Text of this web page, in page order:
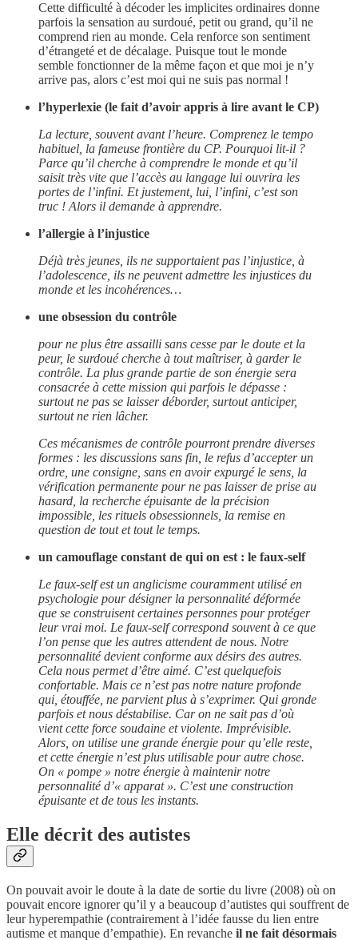
Cette difficulté à décoder les implicites ordinaires donne
parfois la sensation au surdoué, petit ou grand, qu’il ne
comprend rien au monde. Cela renforce son sentiment
d’étrangeté et de décalage. Puisque tout le monde
semble fonctionner de la même façon et que moi je n’y
arrive pas, alors c’est moi qui ne suis pas normal !
l’hyperlexie (le fait d’avoir appris à lire avant le CP)
La lecture, souvent avant l’heure. Comprenez le tempo
habituel, la fameuse frontière du CP. Pourquoi lit-il ?
Parce qu’il cherche à comprendre le monde et qu’il
saisit très vite que l’accès au langage lui ouvrira les
portes de l’infini. Et justement, lui, l’infini, c’est son
truc ! Alors il demande à apprendre.
l’allergie à l’injustice
Déjà très jeunes, ils ne supportaient pas l’injustice, à
l’adolescence, ils ne peuvent admettre les injustices du
monde et les incohérences…
une obsession du contrôle
pour ne plus être assailli sans cesse par le doute et la
peur, le surdoué cherche à tout maîtriser, à garder le
contrôle. La plus grande partie de son énergie sera
consacrée à cette mission qui parfois le dépasse :
surtout ne pas se laisser déborder, surtout anticiper,
surtout ne rien lâcher.
Ces mécanismes de contrôle pourront prendre diverses
formes : les discussions sans fin, le refus d’accepter un
ordre, une consigne, sans en avoir expurgé le sens, la
vérification permanente pour ne pas laisser de prise au
hasard, la recherche épuisante de la précision
impossible, les rituels obsessionnels, la remise en
question de tout et tout le temps.
un camouflage constant de qui on est : le faux-self
Le faux-self est un anglicisme couramment utilisé en
psychologie pour désigner la personnalité déformée
que se construisent certaines personnes pour protéger
leur vrai moi. Le faux-self correspond souvent à ce que
l’on pense que les autres attendent de nous. Notre
personnalité devient conforme aux désirs des autres.
Cela nous permet d’être aimé. C’est quelquefois
confortable. Mais ce n’est pas notre nature profonde
qui, étouffée, ne parvient plus à s’exprimer. Qui gronde
parfois et nous déstabilise. Car on ne sait pas d’où
vient cette force soudaine et violente. Imprévisible.
Alors, on utilise une grande énergie pour qu’elle reste,
et cette énergie n’est plus utilisable pour autre chose.
On « pompe » notre énergie à maintenir notre
personnalité d’« apparat ». C’est une construction
épuisante et de tous les instants.
Elle décrit des autistes
On pouvait avoir le doute à la date de sortie du livre (2008) où on
pouvait encore ignorer qu’il y a beaucoup d’autistes qui souffrent de
leur hyperempathie (contrairement à l’idée fausse du lien entre
autisme et manque d’empathie). En revanche il ne fait désormais